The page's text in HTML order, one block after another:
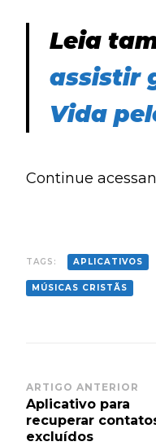
Leia
assistir
Vida
Continue
TAGS: APLICATIVOS
MÚSICAS CRISTÃS
Post
Navigation
ARTIGO ANTERIOR
Aplicativo para
recuperar
excluídos